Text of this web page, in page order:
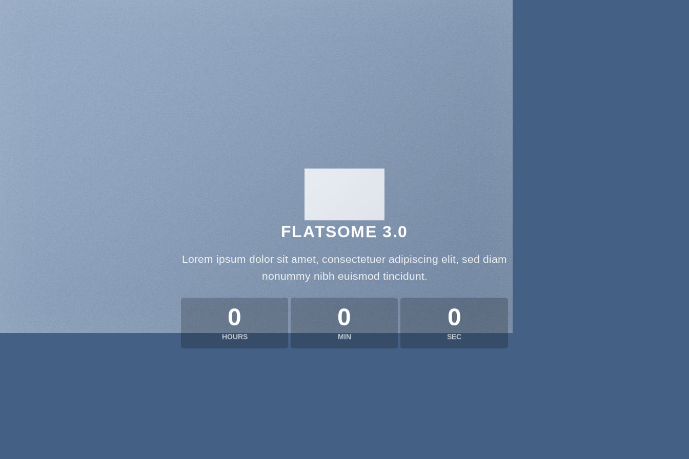
FLATSOME 3.0
Lorem ipsum dolor sit amet, consectetuer adipiscing elit, sed diam
nonummy nibh euismod tincidunt.
0
HOURS
0
MIN
0
SEC